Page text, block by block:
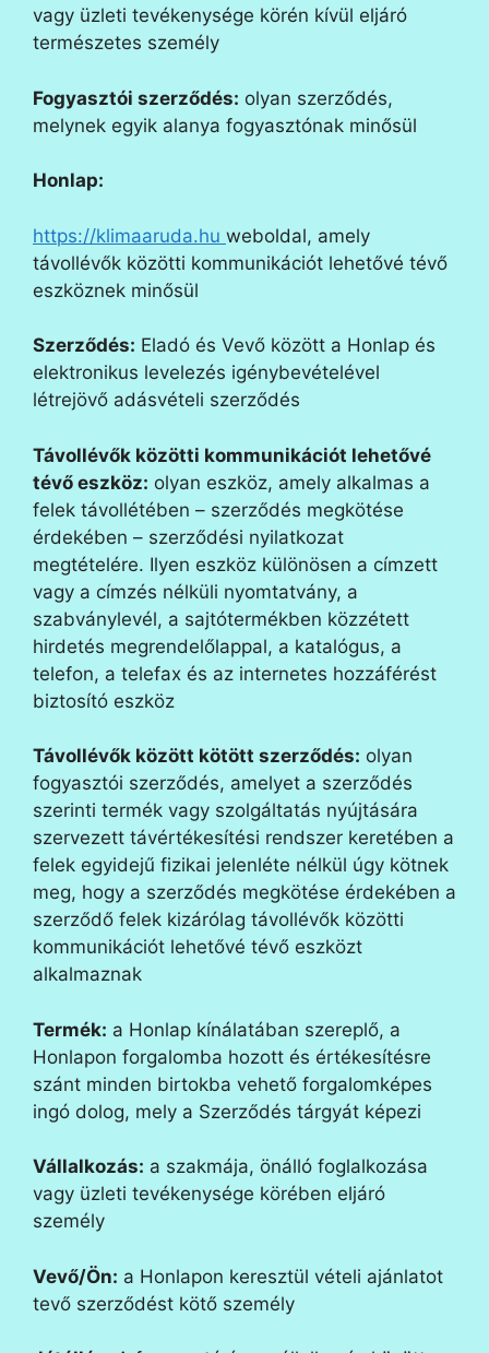
vagy üzleti tevékenysége körén kívül eljáró
természetes személy
Fogyasztói szerződés: olyan szerződés,
melynek egyik alanya fogyasztónak minősül
Honlap:
https://klimaaruda.hu weboldal, amely
távollévők közötti kommunikációt lehetővé tévő
eszköznek minősül
Szerződés: Eladó és Vevő között a Honlap és
elektronikus levelezés igénybevételével
létrejövő adásvételi szerződés
Távollévők közötti kommunikációt lehetővé
tévő eszköz: olyan eszköz, amely alkalmas a
felek távollétében – szerződés megkötése
érdekében – szerződési nyilatkozat
megtételére. Ilyen eszköz különösen a címzett
vagy a címzés nélküli nyomtatvány, a
szabványlevél, a sajtótermékben közzétett
hirdetés megrendelőlappal, a katalógus, a
telefon, a telefax és az internetes hozzáférést
biztosító eszköz
Távollévők között kötött szerződés: olyan
fogyasztói szerződés, amelyet a szerződés
szerinti termék vagy szolgáltatás nyújtására
szervezett távértékesítési rendszer keretében a
felek egyidejű fizikai jelenléte nélkül úgy kötnek
meg, hogy a szerződés megkötése érdekében a
szerződő felek kizárólag távollévők közötti
kommunikációt lehetővé tévő eszközt
alkalmaznak
Termék: a Honlap kínálatában szereplő, a
Honlapon forgalomba hozott és értékesítésre
szánt minden birtokba vehető forgalomképes
ingó dolog, mely a Szerződés tárgyát képezi
Vállalkozás: a szakmája, önálló foglalkozása
vagy üzleti tevékenysége körében eljáró
személy
Vevő/Ön: a Honlapon keresztül vételi ajánlatot
tevő szerződést kötő személy